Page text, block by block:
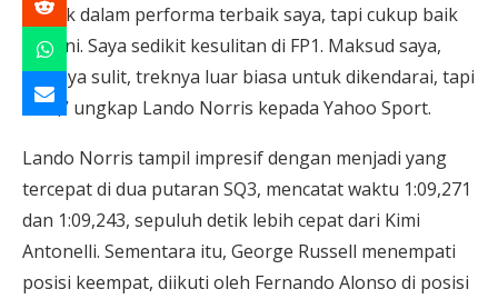
“Tidak dalam performa terbaik saya, tapi cukup baik
hari ini. Saya sedikit kesulitan di FP1. Maksud saya,
treknya sulit, treknya luar biasa untuk dikendarai, tapi
sulit,” ungkap Lando Norris kepada Yahoo Sport.
Lando Norris tampil impresif dengan menjadi yang
tercepat di dua putaran SQ3, mencatat waktu 1:09,271
dan 1:09,243, sepuluh detik lebih cepat dari Kimi
Antonelli. Sementara itu, George Russell menempati
posisi keempat, diikuti oleh Fernando Alonso di posisi